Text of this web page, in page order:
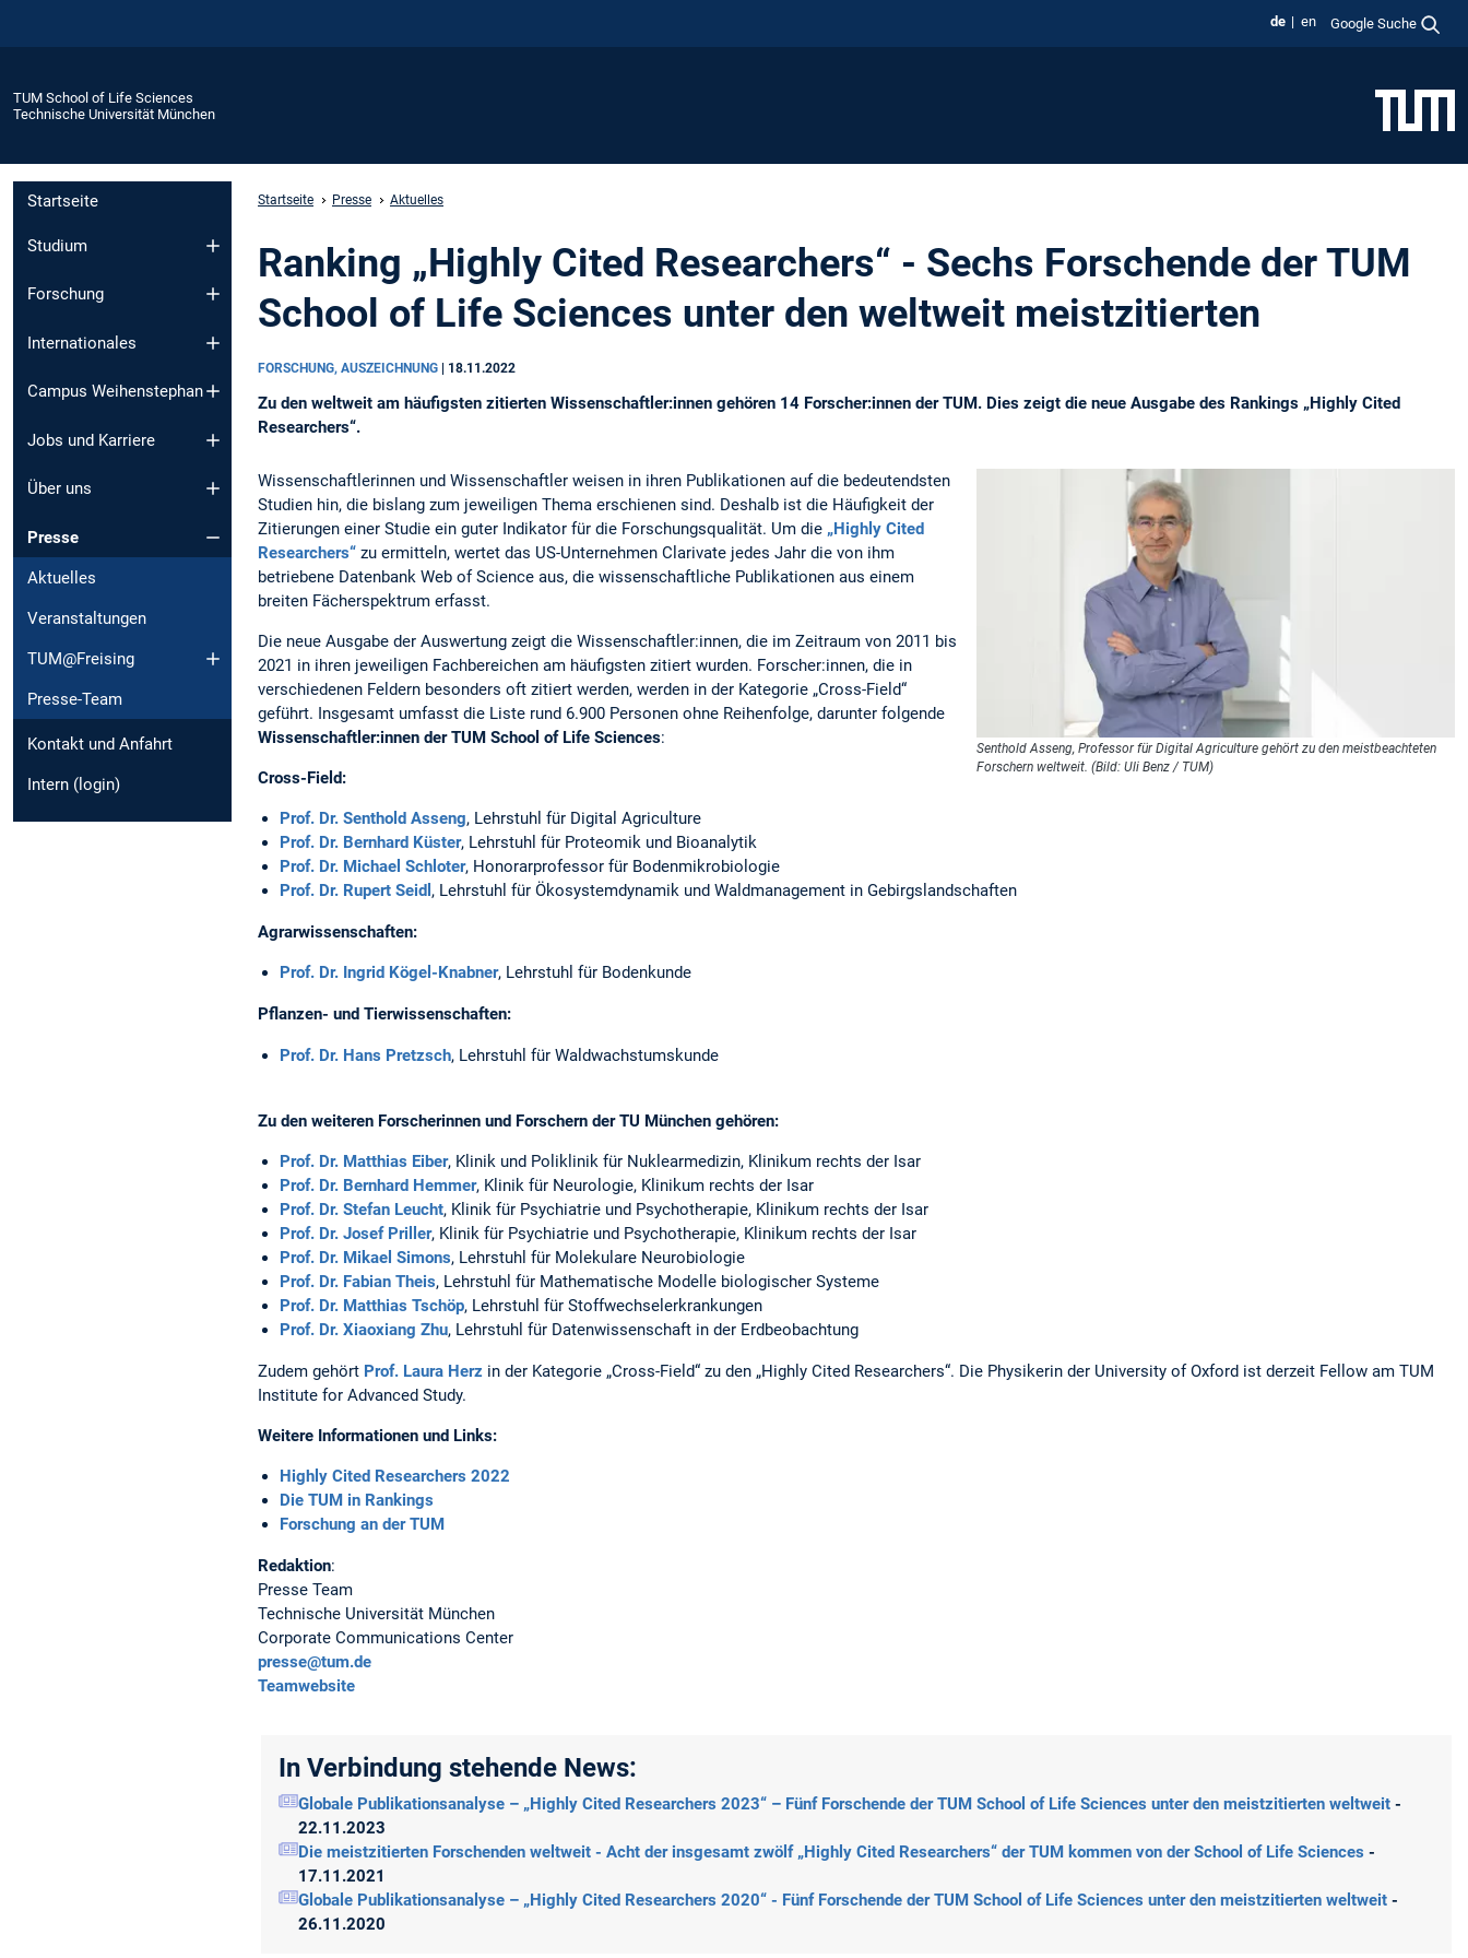
de en Google Suche
TUM School of Life Sciences
Technische Universität München
Startseite
Studium
Forschung
Internationales
Campus Weihenstephan
Jobs und Karriere
Über uns
Presse
Aktuelles
Veranstaltungen
TUM@Freising
Presse-Team
Kontakt und Anfahrt
Intern (login)
Startseite Presse Aktuelles
Ranking „Highly Cited Researchers“ - Sechs Forschende der TUM
School of Life Sciences unter den weltweit meistzitierten
FORSCHUNG, AUSZEICHNUNG | 18.11.2022
Zu den weltweit am häufigsten zitierten Wissenschaftler:innen gehören 14 Forscher:innen der TUM. Dies zeigt die neue Ausgabe des Rankings „Highly Cited
Researchers“.
Senthold Asseng, Professor für Digital Agriculture gehört zu den meistbeachteten
Forschern weltweit. (Bild: Uli Benz / TUM)
Wissenschaftlerinnen und Wissenschaftler weisen in ihren Publikationen auf die bedeutendsten
Studien hin, die bislang zum jeweiligen Thema erschienen sind. Deshalb ist die Häufigkeit der
Zitierungen einer Studie ein guter Indikator für die Forschungsqualität. Um die „Highly Cited
Researchers“ zu ermitteln, wertet das US-Unternehmen Clarivate jedes Jahr die von ihm
betriebene Datenbank Web of Science aus, die wissenschaftliche Publikationen aus einem
breiten Fächerspektrum erfasst.
Die neue Ausgabe der Auswertung zeigt die Wissenschaftler:innen, die im Zeitraum von 2011 bis
2021 in ihren jeweiligen Fachbereichen am häufigsten zitiert wurden. Forscher:innen, die in
verschiedenen Feldern besonders oft zitiert werden, werden in der Kategorie „Cross-Field“
geführt. Insgesamt umfasst die Liste rund 6.900 Personen ohne Reihenfolge, darunter folgende
Wissenschaftler:innen der TUM School of Life Sciences:
Cross-Field:
Prof. Dr. Senthold Asseng, Lehrstuhl für Digital Agriculture
Prof. Dr. Bernhard Küster, Lehrstuhl für Proteomik und Bioanalytik
Prof. Dr. Michael Schloter, Honorarprofessor für Bodenmikrobiologie
Prof. Dr. Rupert Seidl , Lehrstuhl für Ökosystemdynamik und Waldmanagement in Gebirgslandschaften
Agrarwissenschaften:
Prof. Dr. Ingrid Kögel-Knabner, Lehrstuhl für Bodenkunde
Pflanzen- und Tierwissenschaften:
Prof. Dr. Hans Pretzsch, Lehrstuhl für Waldwachstumskunde
Zu den weiteren Forscherinnen und Forschern der TU München gehören:
Prof. Dr. Matthias Eiber, Klinik und Poliklinik für Nuklearmedizin, Klinikum rechts der Isar
Prof. Dr. Bernhard Hemmer, Klinik für Neurologie, Klinikum rechts der Isar
Prof. Dr. Stefan Leucht, Klinik für Psychiatrie und Psychotherapie, Klinikum rechts der Isar
Prof. Dr. Josef Priller, Klinik für Psychiatrie und Psychotherapie, Klinikum rechts der Isar
Prof. Dr. Mikael Simons, Lehrstuhl für Molekulare Neurobiologie
Prof. Dr. Fabian Theis, Lehrstuhl für Mathematische Modelle biologischer Systeme
Prof. Dr. Matthias Tschöp, Lehrstuhl für Stoffwechselerkrankungen
Prof. Dr. Xiaoxiang Zhu, Lehrstuhl für Datenwissenschaft in der Erdbeobachtung
Zudem gehört Prof. Laura Herz in der Kategorie „Cross-Field“ zu den „Highly Cited Researchers“. Die Physikerin der University of Oxford ist derzeit Fellow am TUM
Institute for Advanced Study.
Weitere Informationen und Links:
Highly Cited Researchers 2022
Die TUM in Rankings
Forschung an der TUM
Redaktion:
Presse Team
Technische Universität München
Corporate Communications Center
presse@tum.de
Teamwebsite
In Verbindung stehende News:
Globale Publikationsanalyse – „Highly Cited Researchers 2023“ – Fünf Forschende der TUM School of Life Sciences unter den meistzitierten weltweit -
22.11.2023
Die meistzitierten Forschenden weltweit - Acht der insgesamt zwölf „Highly Cited Researchers“ der TUM kommen von der School of Life Sciences -
17.11.2021
Globale Publikationsanalyse – „Highly Cited Researchers 2020“ - Fünf Forschende der TUM School of Life Sciences unter den meistzitierten weltweit -
26.11.2020